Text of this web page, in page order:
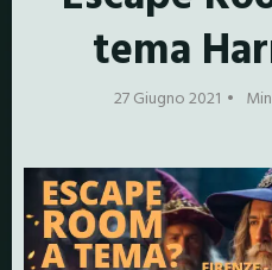
tema
27 Giugno 2021